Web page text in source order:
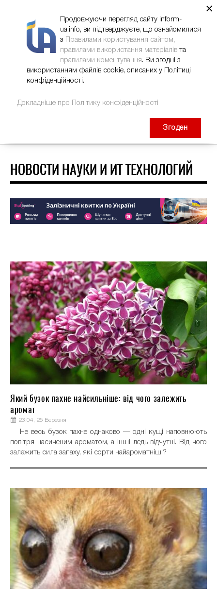
НОВОСТИ НАУКИ И ИТ ТЕХНОЛОГИЙ
Який бузок пахне найсильніше: від чого залежить
аромат
23:04, 25 Березня
Не весь бузок пахне однаково — одні кущі наповнюють
повітря насиченим ароматом, а інші ледь відчутні. Від чого
залежить сила запаху, які сорти найароматніші?
×
Продовжуючи перегляд сайту inform-
ua.info, ви підтверджуєте, що ознайомилися
з
Правилами користування сайтом,
правилами використання матеріалів та
правилами коментування. Ви згодні з
використанням файлів cookie, описаних у Політиці
конфіденційності.
Докладніше про Політику конфіденційності
Згоден